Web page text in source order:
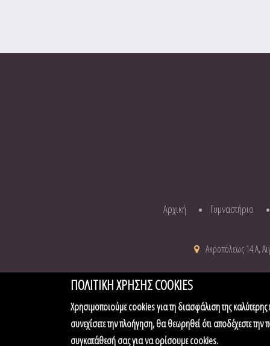
Αρχική Γυμναστήριο
Ακροπόλεως 14 Α,
Feeling Fit | Γυμναστήριο -
ΠΟΛΙΤΙΚΗ ΧΡΗΣΗΣ COOKIES
Χρησιμοποιούμε cookies για τη διασφάλιση της
συνεχίσετε την πλοήγηση, θα θεωρηθεί ότι αποδέχεστε την
συγκατάθεσή σας για να ορίσουμε cookies.